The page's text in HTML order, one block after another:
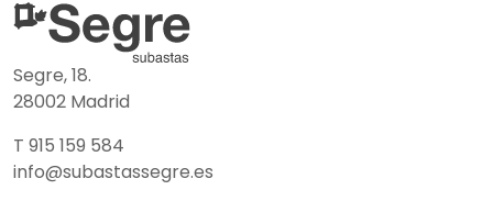
Segre, 18.
28002 Madrid
T 915 159 584
info@subastassegre.es